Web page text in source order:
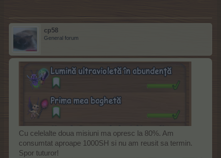
cp58
General forum
Cu celelalte doua misiuni ma opresc la 80%. Am
consumtat aproape 1000SH si nu am reusit sa termin.
Spor tuturor!